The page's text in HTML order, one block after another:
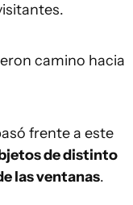
camino hacia
frente a este
de distinto
las ventanas.